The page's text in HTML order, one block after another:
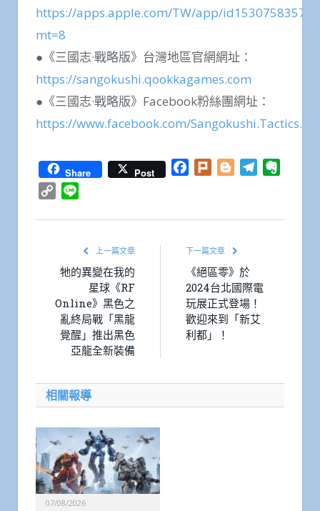
https://apps.apple.com/TW/app/id1530758357?
mt=8
●《三國志·戰略版》台灣地區官網網址：
https://sangokushi.qookkagames.com
●《三國志·戰略版》Facebook粉絲團網址：
https://www.facebook.com/
Share Post Facebook
Plurk BloggerTelegram
Copy
上一篇文章
牠的異變在我的
星球《RF
Online》黑色之
亂終局戰「黑龍
覺醒」推出黑色
亞龍全新裝備
下一篇文章
《絕區零》於
2024台北國際電
玩展正式登場！
歡迎來到「新艾
利都」！
相關報導
07/08/2026